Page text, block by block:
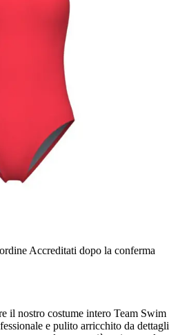
Accreditati dopo la conferma
il nostro costume intero Team Swim
e pulito arricchito da dettagli